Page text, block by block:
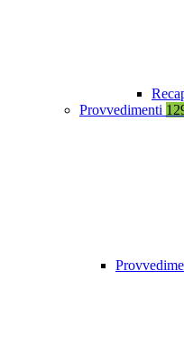
Provvedimenti